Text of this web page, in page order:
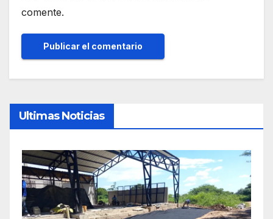
comente.
Ultimas Noticias